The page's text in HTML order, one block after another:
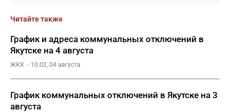
Читайте также
График и адреса коммунальных отключений в
Якутске на 4 августа
ЖКХ 10:02, 04 августа
График коммунальных отключений в Якутске на 3
августа